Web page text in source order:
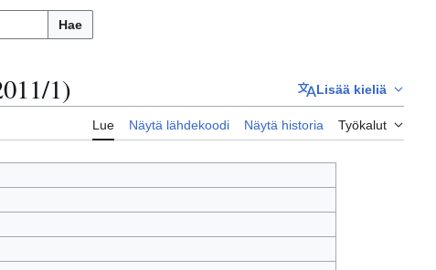
Hae
1) Lisää kieliä
Lue Näytä lähdekoodi Näytä historia Työkalut